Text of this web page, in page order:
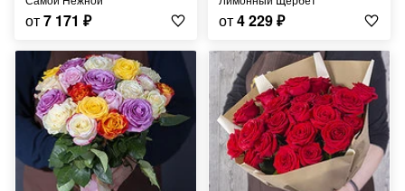
от7 171 ₽ от4 229₽